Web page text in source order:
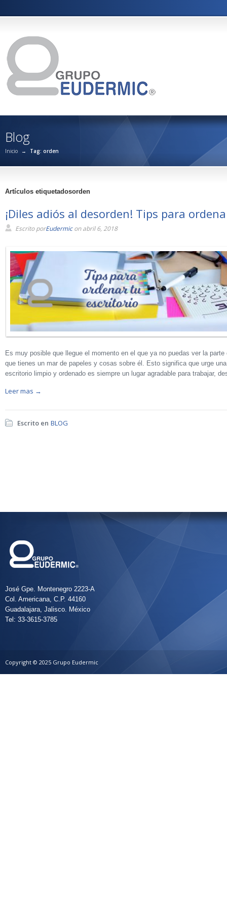
Blog
Inicio → Tag: orden
Artículos etiquetadosorden
¡Diles adiós al desorden! Tips para
Escrito porEudermicon abril 6, 2018
Es muy posible que llegue el momento en el que ya no puedas ver la
que tienes un mar de papeles y cosas sobre él. Esto significa que urge
escritorio limpio y ordenado es siempre un lugar agradable para trabajar,
Leer mas →
Escrito en BLOG
José Gpe. Montenegro 2223-A
Col. Americana, C.P. 44160
Guadalajara, Jalisco. México
Tel: 33-3615-3785
Copyright © 2025 Grupo Eudermic